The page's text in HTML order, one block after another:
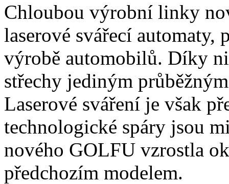
Chloubou výrobní linky
laserové svářecí
výrobě automobilů. Díky
střechy jediným
Laserové sváření je však
technologické spáry jsou
nového GOLFU vzrostla
předchozím modelem.